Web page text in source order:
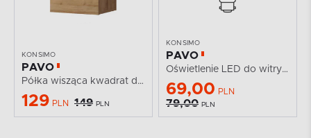
KONSIMO
PAVO
Półka wisząca kwadrat dąb złoty
129 PLN 149 PLN
KONSIMO
PAVO
Oświetlenie LED do witryny i komody z witryną...
69,00 PLN
79,00 PLN